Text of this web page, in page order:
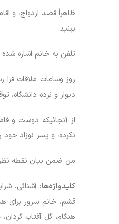
ظاهراً قصد ازدواج، و
بینید.
تلفن به خانم اشاره
روز وساعات ملاقات
دیوار و نرده دانشگاه،
نکرده، و پسر نوزاد
من ضمن بیان نقطه
کلیدواژه‌ها: آشنائی،
قشم، خانم سرور برای
هنگام، گل آفتاب